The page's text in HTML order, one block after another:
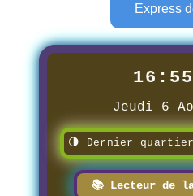
Express
Jeudi 6
🌗 Dernier
📚 Lecteur de la